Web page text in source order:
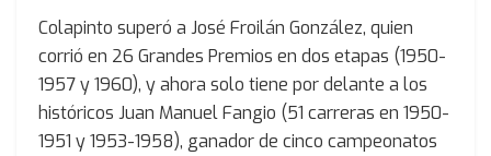
Colapinto superó a José Froilán González, quien
corrió en 26 Grandes Premios en dos etapas (1950-
1957 y 1960), y ahora solo tiene por delante a los
históricos Juan Manuel Fangio (51 carreras en 1950-
1951 y 1953-1958), ganador de cinco campeonatos